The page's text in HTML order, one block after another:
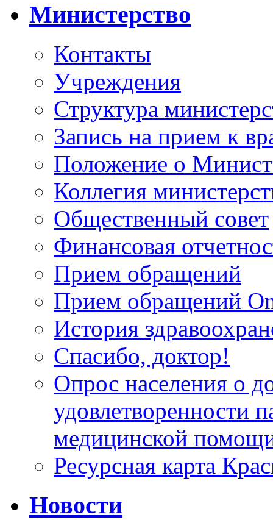
Министерство
Контакты
Учреждения
Структура
Запись на прием к
Положение о
Коллегия
Общественный совет
Финансовая
Прием обращений
Прием обращений
История
Спасибо, доктор!
Опрос населения о
удовлетворенности
медицинской
Ресурсная карта
Новости